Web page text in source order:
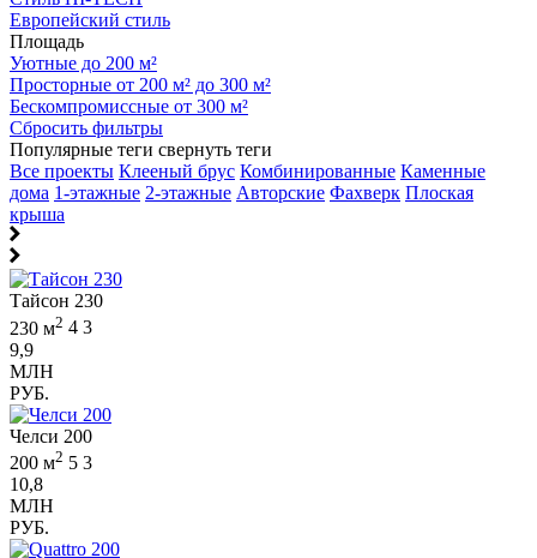
Европейский стиль
Площадь
Уютные до 200 м²
Просторные от 200 м² до 300 м²
Бескомпромиссные от 300 м²
Сбросить фильтры
Популярные теги свернуть теги
Все проекты Клееный брус Комбинированные Каменные
дома 1-этажные 2-этажные Авторские Фахверк Плоская
крыша
Тайсон 230
230 м2 4 3
9,9
МЛН
РУБ.
Челси 200
200 м2 5 3
10,8
МЛН
РУБ.